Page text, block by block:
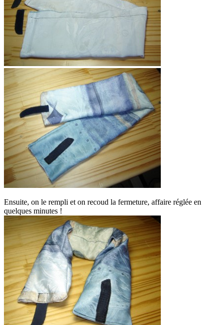
Ensuite, on le rempli et on recoud la fermeture, affaire réglée en
quelques minutes !